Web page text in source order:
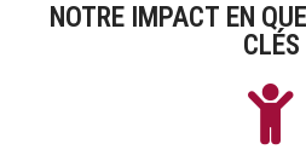
NOTRE IMPACT EN
CLÉS